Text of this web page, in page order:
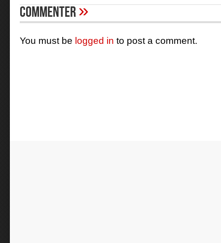
Commenter»
You must be logged in to post a comment.